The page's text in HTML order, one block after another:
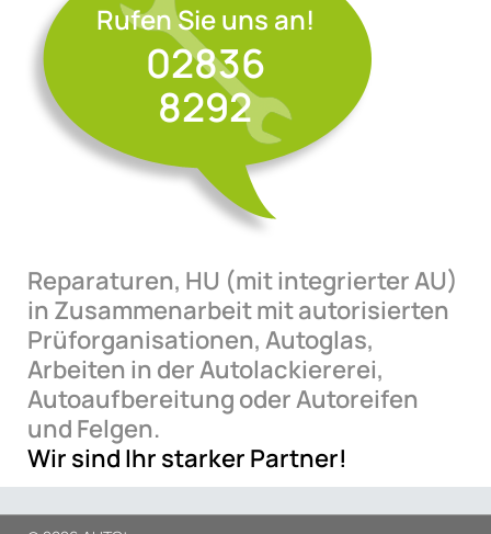
Rufen Sie uns an!
02836
8292
Reparaturen, HU (mit integrierter AU)
in Zusammenarbeit mit autorisierten
Prüforganisationen, Autoglas,
Arbeiten in der Autolackiererei,
Autoaufbereitung oder Autoreifen
und Felgen.
Wir sind Ihr starker Partner!